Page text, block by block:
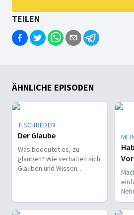
TEILEN
ÄHNLICHE EPISODEN
TISCHREDEN
Der Glaube
Was bedeutet es, zu
glauben? Wie verhalten sich
Glauben und Wissen